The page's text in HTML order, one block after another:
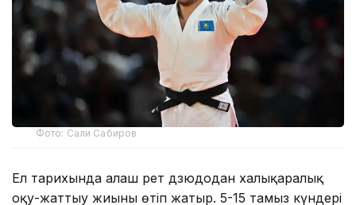
Фото: Сали Сабиров
Ел тарихында алғаш рет дзюдодан халықаралық
оқу-жаттығу жиыны өтіп жатыр. 5-15 тамыз күндері